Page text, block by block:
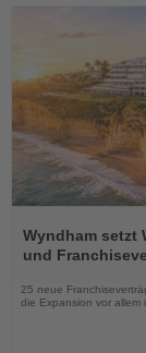
Sie
die
Wyndham setzt
und
25 neue
die Expansion vor allem